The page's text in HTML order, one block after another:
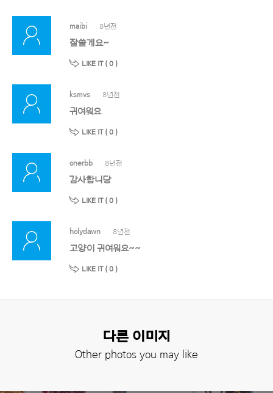
maibi 8년전
잘쓸게요~
LIKE IT ( 0 )
ksmvs 8년전
귀여워요
LIKE IT ( 0 )
onerbb 8년전
감사합니당
LIKE IT ( 0 )
holydawn 8년전
고양이 귀여워요~~
LIKE IT ( 0 )
다른 이미지
Other photos you may like